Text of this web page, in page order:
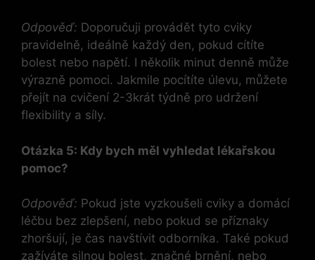
Odpověď: Doporučuji provádět tyto cviky
pravidelně, ideálně každý den, pokud cítíte
bolest nebo napětí. I několik minut denně může
výrazně pomoci. Jakmile pocítíte úlevu, můžete
přejít na cvičení 2-3krát týdně pro udržení
flexibility a síly.
Otázka 5: Kdy bych měl vyhledat lékařskou
pomoc?
Odpověď: Pokud jste vyzkoušeli cviky a domácí
léčbu bez zlepšení, nebo pokud se příznaky
zhoršují, je čas navštívit odborníka. Také pokud
zažíváte silnou bolest, značné brnění, nebo